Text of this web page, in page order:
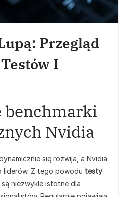
Przegląd
I
benchmarki
Nvidia
się rozwija, a Nvidia
liderów. Z tego powodu testy
są niezwykle istotne dla